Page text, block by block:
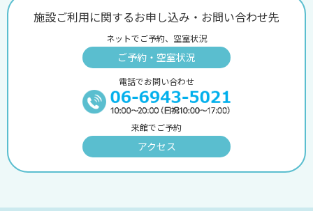
施設ご利用に関するお申し込み・お問い合わせ先
ネットでご予約、空室状況
ご予約・空室状況
電話でお問い合わせ
来館でご予約
アクセス